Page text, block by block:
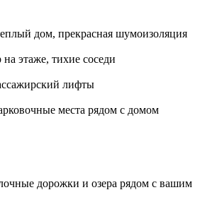
дом, прекрасная шумоизоляция
этаже, тихие соседи
лифты
места рядом с домом
дорожки и озера рядом с вашим